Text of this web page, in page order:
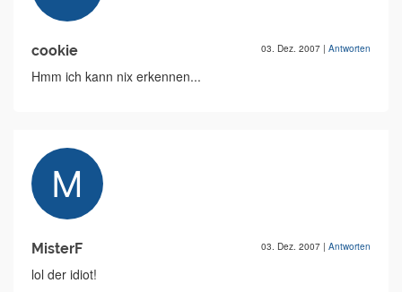
cookie 03. Dez. 2007 | Antworten
Hmm ich kann nix erkennen...
MisterF 03. Dez. 2007 | Antworten
lol der idiot!